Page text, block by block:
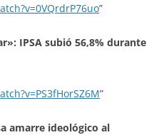
”
IPSA subió 56,8% durante
”
amarre ideológico al